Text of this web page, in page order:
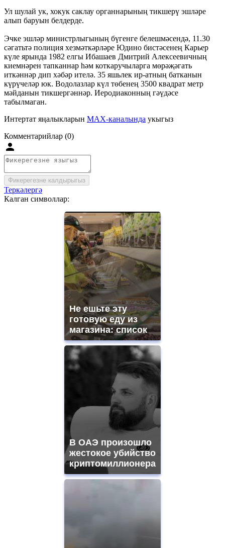
Ул шулай ук, хокук саклау органнарының тикшерү эшләре
алып баруын белдерде.
Эчке эшләр министрлыгының бүгенге белешмәсендә, 11.30
сәгатьтә полиция хезмәткәрләре Юдино бистәсенең Карьер
күле ярында 1982 елгы Ибашаев Дмитрий Алексеевичның
киемнәрен тапканнар һәм коткаручыларга мөрәҗәгать
иткәннәр дип хәбәр ителә. 35 яшьлек ир-атның батканын
күрүчеләр юк. Водолазлар күл төбенең 3500 квадрат метр
мәйданын тикшергәннәр. Иеродиаконның гәүдәсе
табылмаган.
Интертат яңалыкларын MAX-каналында укыгыз
Комментарийлар (0)
Фикерегезне калдырыгыз
Теркәлергә
Калган символлар:
Не ешьте эту
готовую еду из
магазина: список
В ОАЭ произошло
жестокое убийство
криптомиллионера